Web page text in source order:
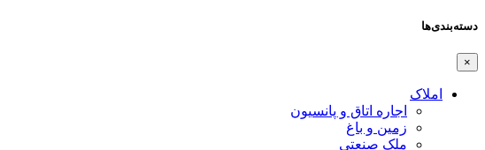
دسته‌بندی‌ها
×
املاک
اجاره اتاق و پانسیون
زمین و باغ
ملک صنعتی